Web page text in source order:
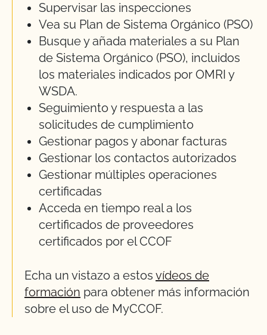
Supervisar las inspecciones
Vea su Plan de Sistema Orgánico (PSO)
Busque y añada materiales a su Plan
de Sistema Orgánico (PSO), incluidos
los materiales indicados por OMRI y
WSDA.
Seguimiento y respuesta a las
solicitudes de cumplimiento
Gestionar pagos y abonar facturas
Gestionar los contactos autorizados
Gestionar múltiples operaciones
certificadas
Acceda en tiempo real a los
certificados de proveedores
certificados por el CCOF
Echa un vistazo a estos vídeos de
formación para obtener más información
sobre el uso de MyCCOF.